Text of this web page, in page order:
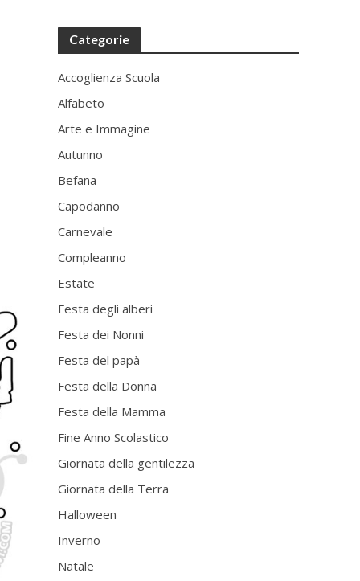
Categorie
Accoglienza Scuola
Alfabeto
Arte e Immagine
Autunno
Befana
Capodanno
Carnevale
Compleanno
Estate
Festa degli alberi
Festa dei Nonni
Festa del papà
Festa della Donna
Festa della Mamma
Fine Anno Scolastico
Giornata della gentilezza
Giornata della Terra
Halloween
Inverno
Natale